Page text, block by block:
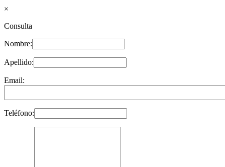
×
Consulta
Nombre:
Apellido:
Email:
Teléfono: